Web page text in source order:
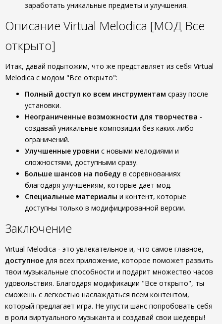
заработать уникальные предметы и улучшения.
Описание Virtual Melodica [МОД Все
открыто]
Итак, давай подытожим, что же представляет из себя Virtual
Melodica с модом "Все открыто":
Полный доступ ко всем инструментам сразу после
установки.
Неограниченные возможности для творчества -
создавай уникальные композиции без каких-либо
ограничений.
Улучшенные уровни с новыми мелодиями и
сложностями, доступными сразу.
Больше шансов на победу в соревнованиях
благодаря улучшениям, которые дает мод.
Специальные материалы и контент, которые
доступны только в модифицированной версии.
Заключение
Virtual Melodica - это увлекательное и, что самое главное,
доступное для всех приложение, которое поможет развить
твои музыкальные способности и подарит множество часов
удовольствия. Благодаря модификации "Все открыто", ты
сможешь с легкостью наслаждаться всем контентом,
который предлагает игра. Не упусти шанс попробовать себя
в роли виртуального музыканта и создавай свои шедевры!